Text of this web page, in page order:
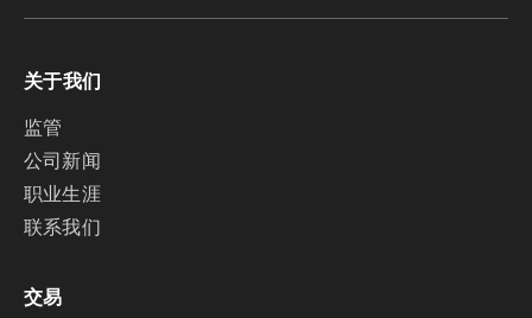
关于我们
监管
公司新闻
职业生涯
联系我们
交易